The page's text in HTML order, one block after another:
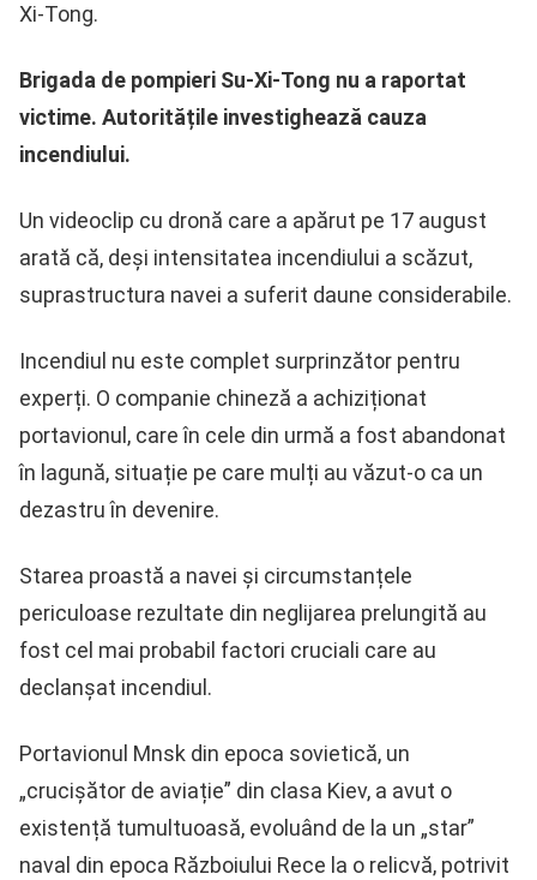
Xi-Tong.
Brigada de pompieri Su-Xi-Tong nu a raportat
victime. Autoritățile investighează cauza
incendiului.
Un videoclip cu dronă care a apărut pe 17 august
arată că, deși intensitatea incendiului a scăzut,
suprastructura navei a suferit daune considerabile.
Incendiul nu este complet surprinzător pentru
experți. O companie chineză a achiziționat
portavionul, care în cele din urmă a fost abandonat
în lagună, situație pe care mulți au văzut-o ca un
dezastru în devenire.
Starea proastă a navei și circumstanțele
periculoase rezultate din neglijarea prelungită au
fost cel mai probabil factori cruciali care au
declanșat incendiul.
Portavionul Mnsk din epoca sovietică, un
„crucișător de aviație” din clasa Kiev, a avut o
existență tumultuoasă, evoluând de la un „star”
naval din epoca Războiului Rece la o relicvă, potrivit